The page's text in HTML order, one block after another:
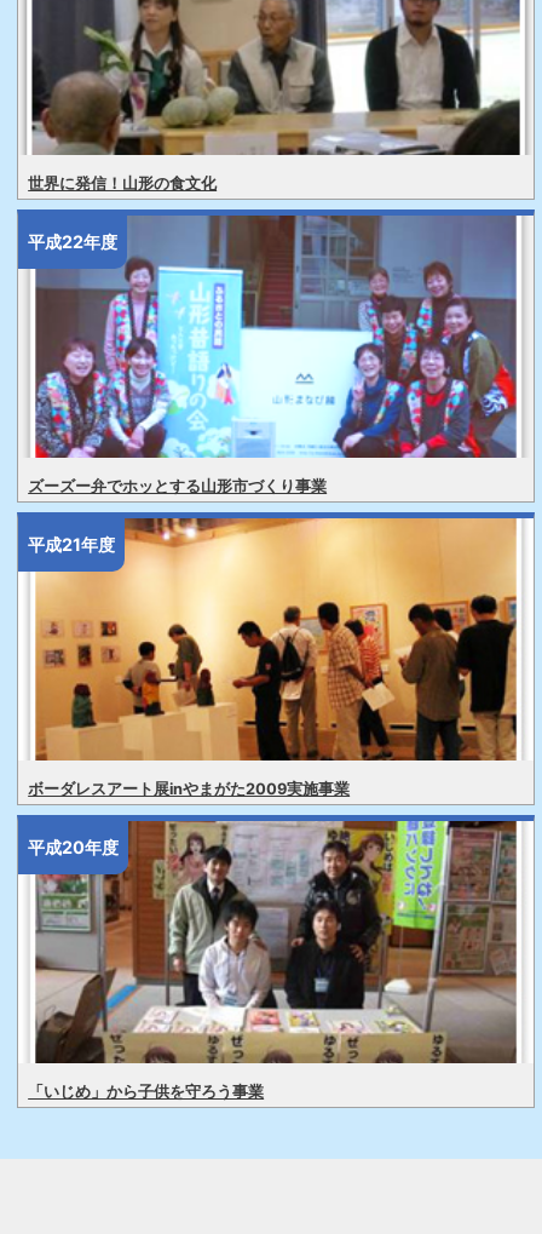
世界に発信！山形の食文化
平成22年度
ズーズー弁でホッとする山形市づくり事業
平成21年度
ボーダレスアート展inやまがた2009実施事業
平成20年度
「いじめ」から子供を守ろう事業